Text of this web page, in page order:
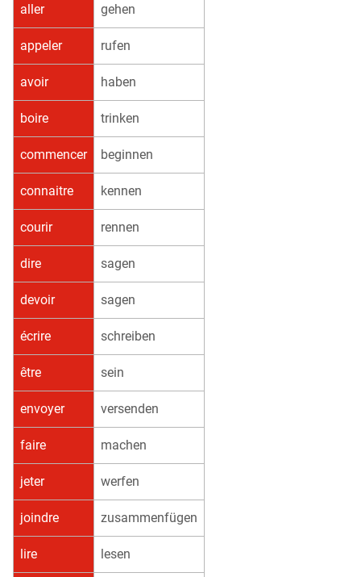
aller gehen
appeler rufen
avoir haben
boire trinken
commencer beginnen
connaitre kennen
courir rennen
dire sagen
devoir sagen
écrire schreiben
être sein
envoyer versenden
faire machen
jeter werfen
joindre zusammenfügen
lire lesen